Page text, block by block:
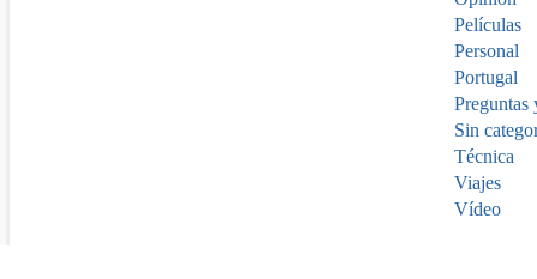
Películas
Personal
Portugal
Preguntas
Sin
Técnica
Viajes
Vídeo